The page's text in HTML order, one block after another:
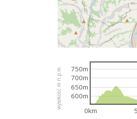
wysokość m n.p.m.
0km
600m
650m
700m
750m